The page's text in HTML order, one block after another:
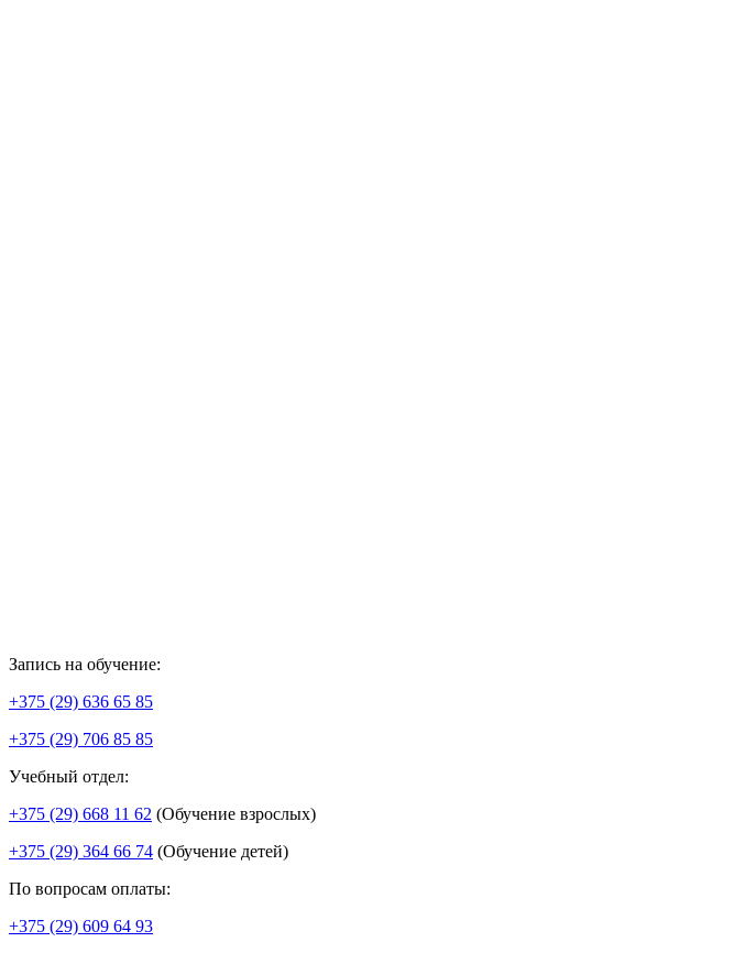
Запись на обучение:
+375 (29) 636 65 85
+375 (29) 706 85 85
Учебный отдел:
+375 (29) 668 11 62 (Обучение взрослых)
+375 (29) 364 66 74 (Обучение детей)
По вопросам оплаты:
+375 (29) 609 64 93